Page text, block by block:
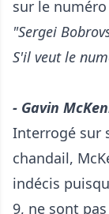
sur le
"Sergei
S'il veut le
- Gavin
Interrogé sur
chandail,
indécis
9, ne sont